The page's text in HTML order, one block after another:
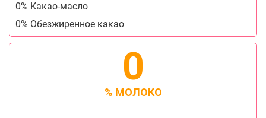
0% Какао-масло
0% Обезжиренное какао
0
% МОЛОКО